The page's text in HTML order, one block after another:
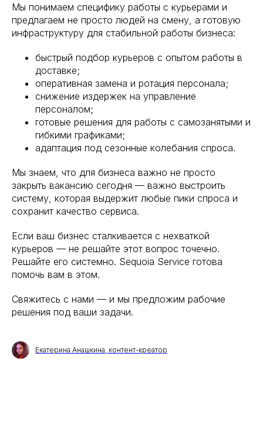
Мы понимаем специфику работы с курьерами и
предлагаем не просто людей на смену, а готовую
инфраструктуру для стабильной работы бизнеса:
быстрый подбор курьеров с опытом работы в
доставке;
оперативная замена и ротация персонала;
снижение издержек на управление
персоналом;
готовые решения для работы с самозанятыми и
гибкими графиками;
адаптация под сезонные колебания спроса.
Мы знаем, что для бизнеса важно не просто
закрыть вакансию сегодня — важно выстроить
систему, которая выдержит любые пики спроса и
сохранит качество сервиса.
Если ваш бизнес сталкивается с нехваткой
курьеров — не решайте этот вопрос точечно.
Решайте его системно. Sequoia Service готова
помочь вам в этом.
Свяжитесь с нами — и мы предложим рабочие
решения под ваши задачи.
Екатерина Анашкина, контент-креатор
Подпишитесь и держите руку